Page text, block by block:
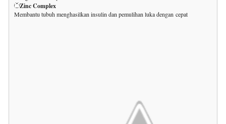
Zinc Complex
Membantu tubuh menghasilkan insulin dan pemulihan luka dengancepat